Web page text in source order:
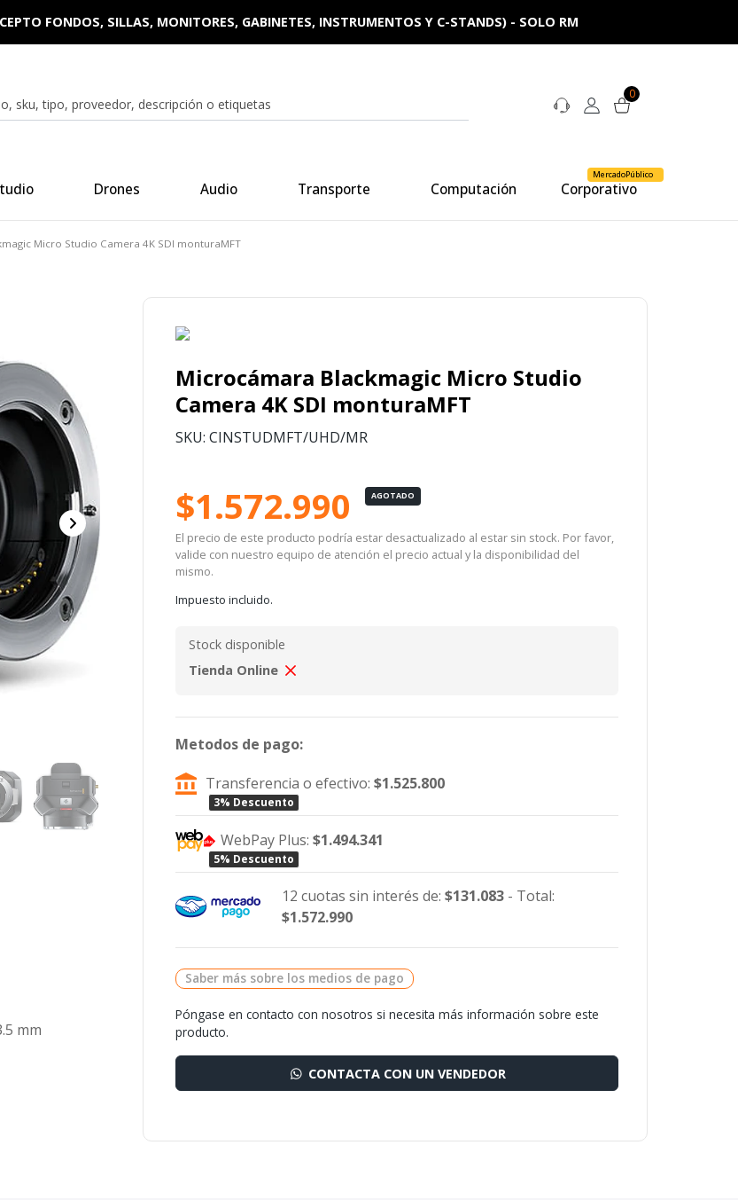
0
Drones Audio Transporte Computación Corporativo
MercadoPúblico
FONDOS, SILLAS, MONITORES, GABINETES, INSTRUMENTOS Y C-STANDS) - SOLO RM
Micro Studio Camera 4K SDI monturaMFT
mm
Microcámara Blackmagic Micro Studio
Camera 4K SDI monturaMFT
SKU: CINSTUDMFT/UHD/MR
$1.572.990 AGOTADO
El precio de este producto podría estar desactualizado al estar sin stock. Por favor,
valide con nuestro equipo de atención el precio actual y la disponibilidad del
mismo.
Impuesto incluido.
Stock disponible
Tienda Online
Metodos de pago:
Transferencia o efectivo:$1.525.800
3% Descuento
WebPay Plus:$1.494.341
5% Descuento
12 cuotas sin interés de: $131.083- Total:
$1.572.990
Saber más sobre los medios de pago
Póngase en contacto con nosotros si necesita más información sobre este
producto.
CONTACTA CON UN VENDEDOR